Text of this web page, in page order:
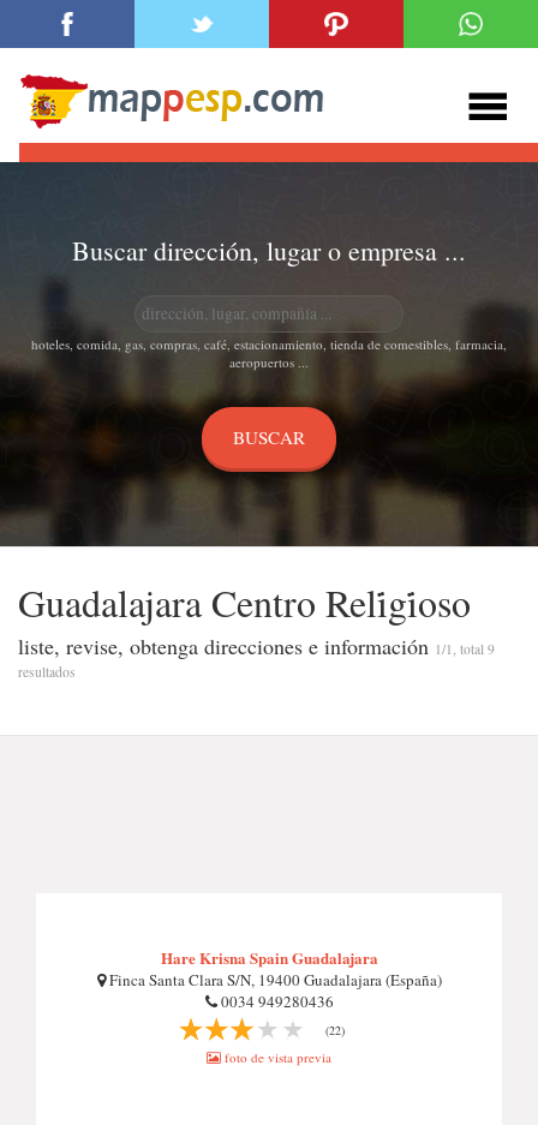
Buscar dirección, lugar o empresa ...
hoteles, comida, gas, compras, café, estacionamiento, tienda de comestibles, farmacia,
aeropuertos ...
Guadalajara Centro Reli̇gi̇oso
liste, revise, obtenga direcciones e información 1/1, total 9
resultados
Hare Krisna Spain Guadalajara
Finca Santa Clara S/N, 19400 Guadalajara (España)
0034 949280436
(22)
foto de vista previa